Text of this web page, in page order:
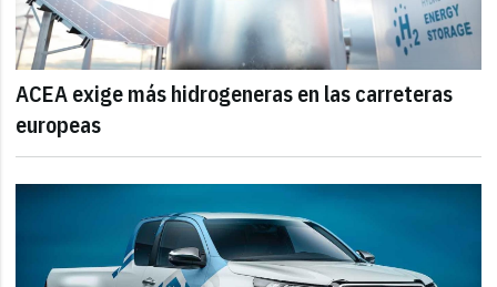
ACEA exige más hidrogeneras en las carreteras
europeas